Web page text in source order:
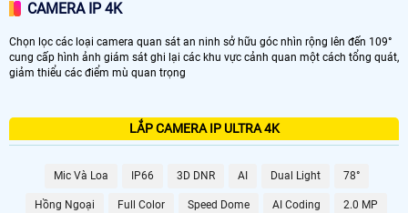
CAMERA IP 4K
Chọn lọc các loại camera quan sát an ninh sở hữu góc nhìn rộng lên đến 109°
cung cấp hình ảnh giám sát ghi lại các khu vực cảnh quan một cách tổng quát,
giảm thiểu các điểm mù quan trọng
LẮP CAMERA IP ULTRA 4K
Mic Và Loa IP66 3D DNR AI Dual Light 78°
Hồng Ngoại Full Color Speed Dome AI Coding 2.0 MP